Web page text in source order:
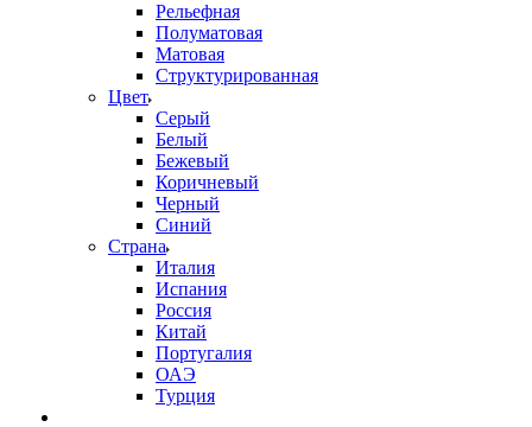
Рельефная
Полуматовая
Матовая
Структурированная
Цвет
Серый
Белый
Бежевый
Коричневый
Черный
Синий
Страна
Италия
Испания
Россия
Китай
Португалия
ОАЭ
Турция